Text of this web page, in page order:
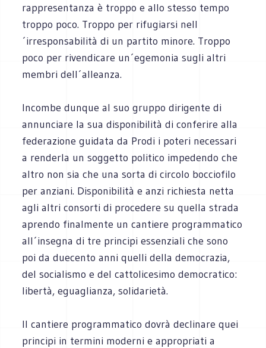
rappresentanza è troppo e allo stesso tempo
troppo poco. Troppo per rifugiarsi nell
´irresponsabilità di un partito minore. Troppo
poco per rivendicare un´egemonia sugli altri
membri dell´alleanza.
Incombe dunque al suo gruppo dirigente di
annunciare la sua disponibilità di conferire alla
federazione guidata da Prodi i poteri necessari
a renderla un soggetto politico impedendo che
altro non sia che una sorta di circolo bocciofilo
per anziani. Disponibilità e anzi richiesta netta
agli altri consorti di procedere su quella strada
aprendo finalmente un cantiere programmatico
all´insegna di tre principi essenziali che sono
poi da duecento anni quelli della democrazia,
del socialismo e del cattolicesimo democratico:
libertà, eguaglianza, solidarietà.
Il cantiere programmatico dovrà declinare quei
principi in termini moderni e appropriati a